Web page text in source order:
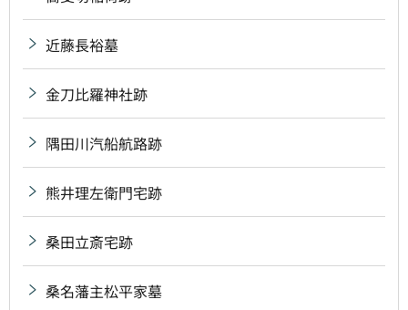
近藤長裕墓
金刀比羅神社跡
隅田川汽船航路跡
熊井理左衛門宅跡
桑田立斎宅跡
桑名藩主松平家墓